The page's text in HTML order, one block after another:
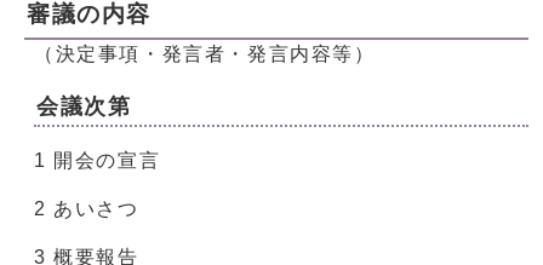
審議の内容
（決定事項・発言者・発言内容等）
会議次第
1 開会の宣言
2 あいさつ
3 概要報告